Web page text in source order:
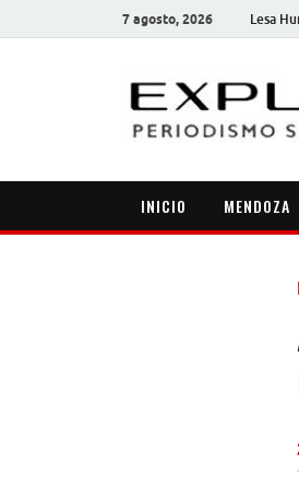
7 agosto, 2026 Lesa
INICIO MENDOZA